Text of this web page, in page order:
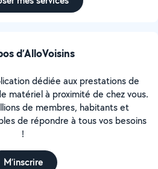
d’AlloVoisins
dédiée aux prestations de
matériel à proximité de chez vous.
de membres, habitants et
de répondre à tous vos besoins
!
M’inscrire